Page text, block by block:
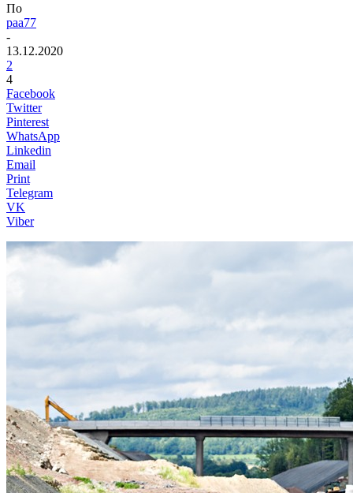
По
paa77
-
13.12.2020
2
4
Facebook
Twitter
Pinterest
WhatsApp
Linkedin
Email
Print
Telegram
VK
Viber